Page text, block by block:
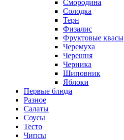
Смородина
Солодка
Терн
Физалис
Фруктовые квасы
Черемуха
Черешня
Черника
Шиповник
Яблоки
Первые блюда
Разное
Салаты
Соусы
Тесто
Чипсы